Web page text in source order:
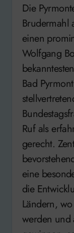
Die Pyrmonter Freimaurerloge hat für ihr 10.
Brudermahl
einen
Wolfgang
Bad
Ruf als
gerecht.
eine
die
Ländern,
werden und